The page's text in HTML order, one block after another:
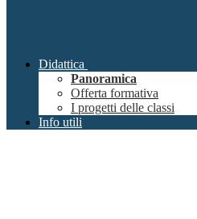
Didattica
Panoramica
Offerta formativa
I progetti delle classi
Info utili